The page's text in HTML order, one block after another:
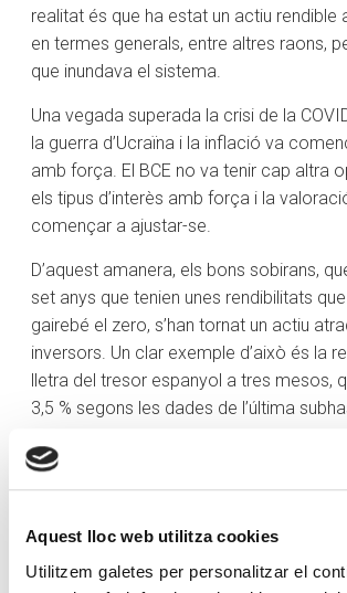
Aquest lloc web utilitza cookies
Utilitzem galetes per personalitzar el
realitat és que ha estat un actiu rendible
en termes generals, entre altres raons,
que inundava el sistema.
Una vegada superada la crisi de la
la guerra d’Ucraïna i la inflació va
amb força. El BCE no va tenir cap altra
els tipus d’interès amb força i la
començar a ajustar-se.
D’aquest amanera, els bons sobirans,
set anys que tenien unes rendibilitats
gairebé el zero, s’han tornat un actiu
inversors. Un clar exemple d’això és la
lletra del tresor espanyol a tres mesos,
3,5 % segons les dades de l’última
La realitat en aquests moments
complicada per als inversors d’actius
la inflació és en molts casos superior a
rendibilitats i segueix reduint els estalvis